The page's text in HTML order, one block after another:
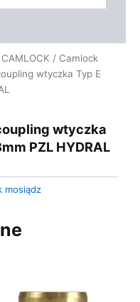
/ Camlock
wtyczka Typ E
wtyczka
PZL HYDRAL
mosiądz